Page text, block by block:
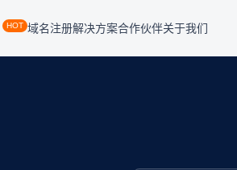
HOT 域名注册解决方案合作伙伴关于我们